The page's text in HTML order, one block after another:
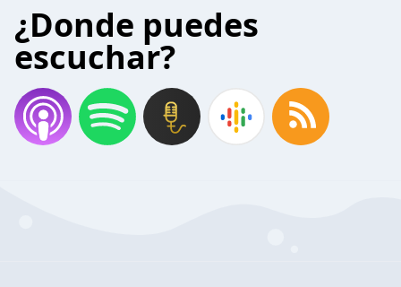
¿Donde puedes
escuchar?